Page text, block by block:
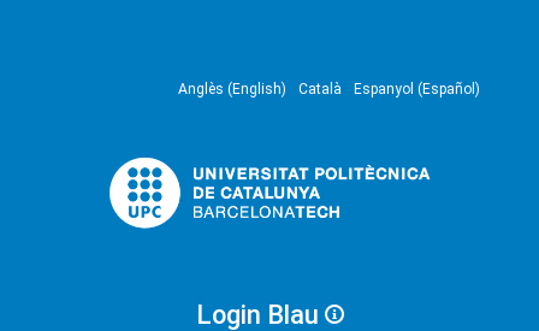
Anglès (English) Català Espanyol (Español)
Login Blau